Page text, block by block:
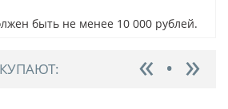
быть не менее 10 000 рублей.